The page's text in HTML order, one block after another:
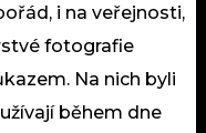
i na veřejnosti,
fotografie
Na nich byli
během dne